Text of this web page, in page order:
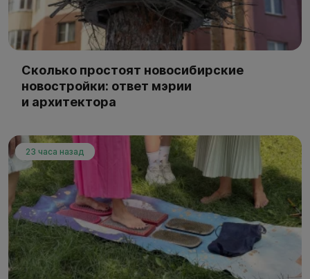
Сколько простоят новосибирские
новостройки: ответ мэрии
и архитектора
23 часа назад